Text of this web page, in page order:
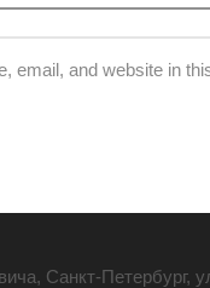
email, and website in
Санкт-Петербург,